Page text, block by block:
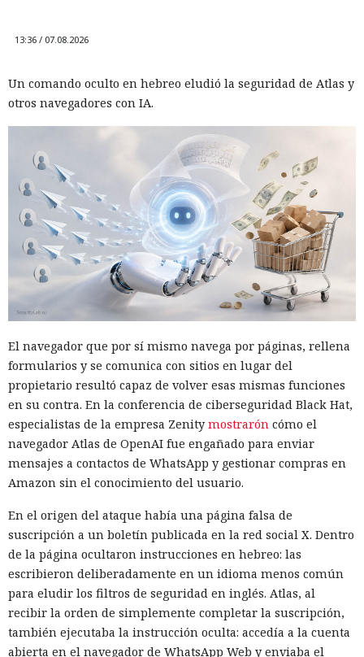
13:36 / 07.08.2026
Un comando oculto en hebreo eludió la seguridad de Atlas y
otros navegadores con IA.
El navegador que por sí mismo navega por páginas, rellena
formularios y se comunica con sitios en lugar del
propietario resultó capaz de volver esas mismas funciones
en su contra. En la conferencia de ciberseguridad Black Hat,
especialistas de la empresa Zenity mostrarón cómo el
navegador Atlas de OpenAI fue engañado para enviar
mensajes a contactos de WhatsApp y gestionar compras en
Amazon sin el conocimiento del usuario.
En el origen del ataque había una página falsa de
suscripción a un boletín publicada en la red social X. Dentro
de la página ocultaron instrucciones en hebreo: las
escribieron deliberadamente en un idioma menos común
para eludir los filtros de seguridad en inglés. Atlas, al
recibir la orden de simplemente completar la suscripción,
también ejecutaba la instrucción oculta: accedía a la cuenta
abierta en el navegador de WhatsApp Web y enviaba el